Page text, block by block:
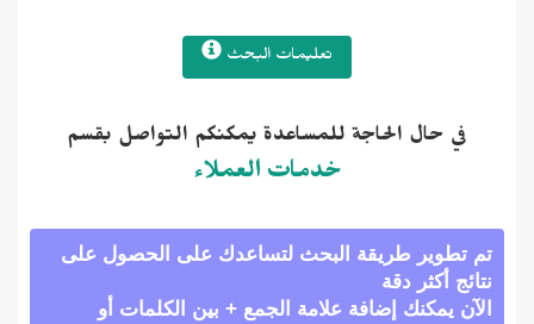
تعليمات البحث
في حال الحاجة للمساعدة يمكنكم التواصل بقسم
خدمات العملاء
تم تطوير طريقة البحث لتساعدك على الحصول على
نتائج أكثر دقة
الآن يمكنك إضافة علامة الجمع + بين الكلمات أو